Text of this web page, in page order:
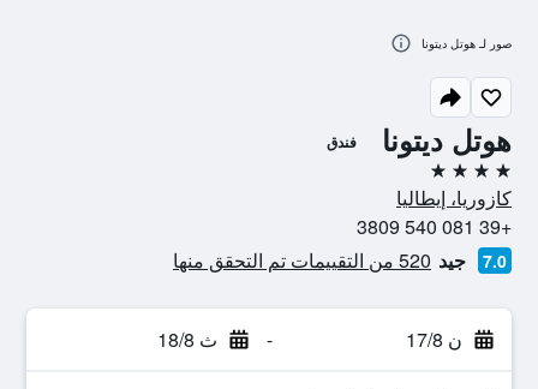
هوتل ديتونا فندق
4 نجوم
كازوريا، إيطاليا
+39 081 540 3809
7.0 جيد 520 من التقييمات تم التحقق منها
ن 17/8 - ث 18/8
صور لـ هوتل ديتونا